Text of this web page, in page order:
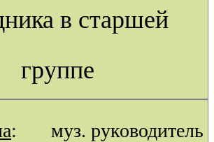
в старшей
группе
: муз. руководитель